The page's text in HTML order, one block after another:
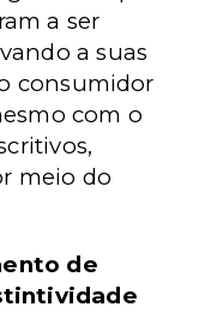
a ser
a suas
consumidor
com o
meio do
de